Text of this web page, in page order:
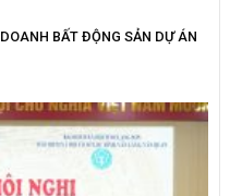
BẤT ĐỘNG SẢN DỰ ÁN